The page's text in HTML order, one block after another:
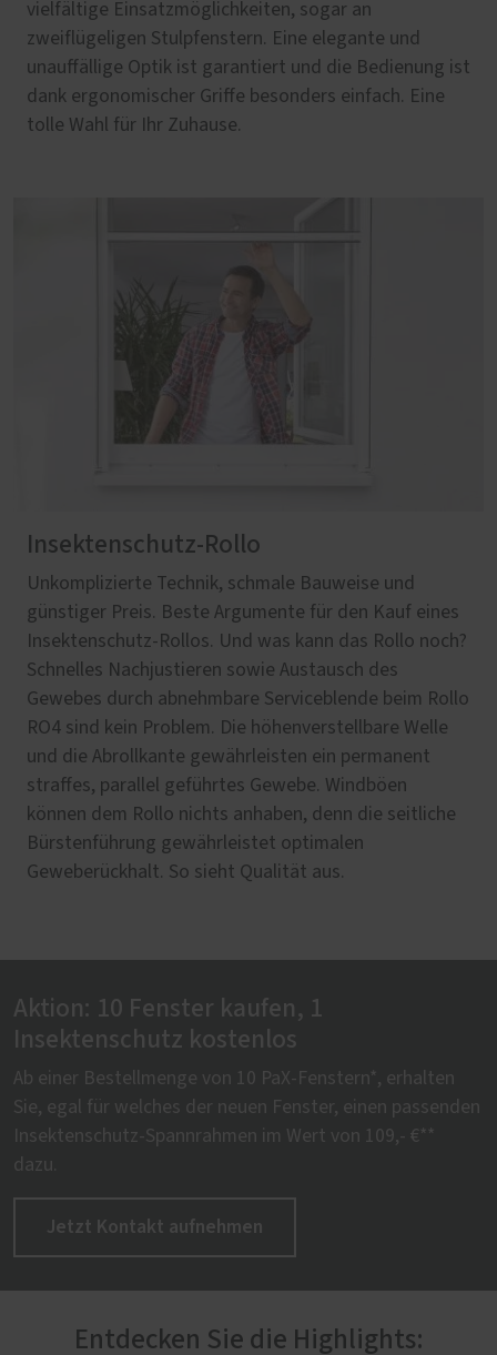
vielfältige Einsatzmöglichkeiten, sogar an
zweiflügeligen Stulpfenstern. Eine elegante und
unauffällige Optik ist garantiert und die Bedienung ist
dank ergonomischer Griffe besonders einfach. Eine
tolle Wahl für Ihr Zuhause.
Insektenschutz-Rollo
Unkomplizierte Technik, schmale Bauweise und
günstiger Preis. Beste Argumente für den Kauf eines
Insektenschutz-Rollos. Und was kann das Rollo noch?
Schnelles Nachjustieren sowie Austausch des
Gewebes durch abnehmbare Serviceblende beim Rollo
RO4 sind kein Problem. Die höhenverstellbare Welle
und die Abrollkante gewährleisten ein permanent
straffes, parallel geführtes Gewebe. Windböen
können dem Rollo nichts anhaben, denn die seitliche
Bürstenführung gewährleistet optimalen
Geweberückhalt. So sieht Qualität aus.
Aktion: 10 Fenster kaufen, 1
Insektenschutz kostenlos
Ab einer Bestellmenge von 10 PaX-Fenstern*, erhalten
Sie, egal für welches der neuen Fenster, einen passenden
Insektenschutz-Spannrahmen im Wert von 109,- €**
dazu.
Jetzt Kontakt aufnehmen
Entdecken Sie die Highlights: